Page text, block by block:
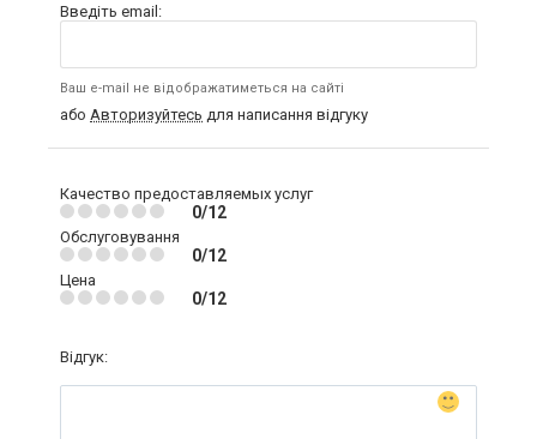
Введіть email:
Ваш e-mail не відображатиметься на сайті
або Авторизуйтесь для написання відгуку
Качество предоставляемых услуг
0/12
Обслуговування
0/12
Цена
0/12
Відгук: